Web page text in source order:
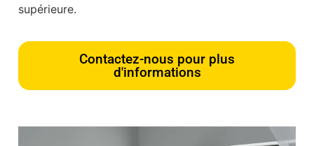
supérieure.
Contactez-nous pour plus
d'informations